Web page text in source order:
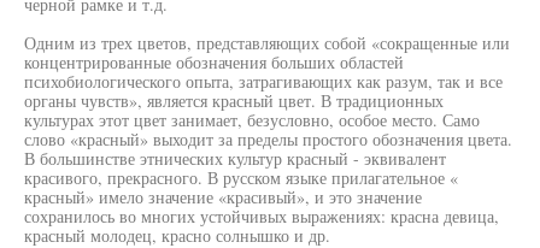
Одним из трех цветов, представляющих собой «сокращенные или
концентрированные обозначения больших областей
психобиологического опыта, затрагивающих как разум, так и все
органы чувств», является красный цвет. В традиционных
культурах этот цвет занимает, безусловно, особое место. Само
слово «красный» выходит за пределы простого обозначения цвета.
В большинстве этнических культур красный - эквивалент
красивого, прекрасного. В русском языке прилагательное «
красный» имело значение «красивый», и это значение
сохранилось во многих устойчивых выражениях: красна девица,
красный молодец, красно солнышко и др.